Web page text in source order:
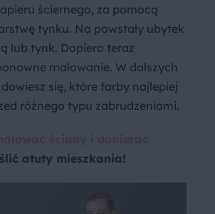
ściernego, za pomocą
tynku. Na powstały ubytek
lub tynk. Dopiero teraz
malowanie. W dalszych
się, które farby najlepiej
różnego typu zabrudzeniami.
atuty mieszkania!